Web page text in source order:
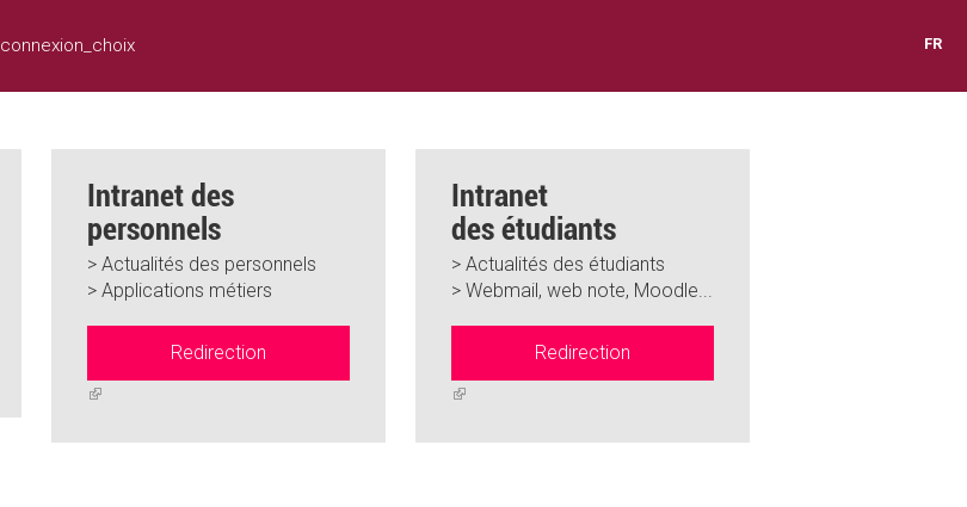
connexion_choix FR
Intranet des
personnels
> Actualités des personnels
> Applications métiers
Redirection
(link
external)
Intranet
des étudiants
> Actualités des étudiants
> Webmail, web note, Moodle...
Redirection
(link
external)